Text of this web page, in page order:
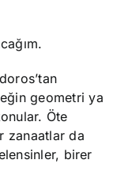
geometri ya
Öte
zanaatlar da
birer